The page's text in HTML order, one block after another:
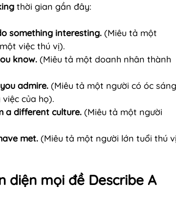
thời gian gần đây:
something interesting. (Miêu tả một
việc thú vị).
know. (Miêu tả một doanh nhân thành
admire. (Miêu tả một người có óc sáng
của họ).
a different culture. (Miêu tả một người
met. (Miêu tả một người lớn tuổi thú vị
diện mọi đề Describe A